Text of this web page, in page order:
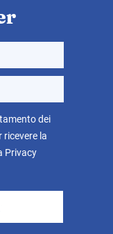
dei
ricevere la
Privacy